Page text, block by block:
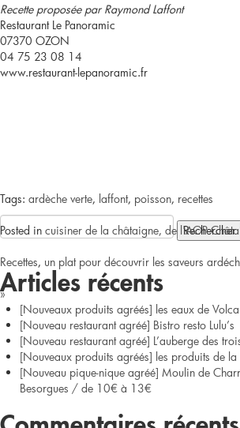
Recette proposée par Raymond Laffont
Restaurant Le Panoramic
07370 OZON
04 75 23 08 14
www.restaurant-lepanoramic.fr
Tags: ardèche verte, laffont, poisson, recettes
Posted in cuisiner de la châtaigne, de l'AOP
Recettes, un plat pour découvrir les saveurs
»
Rechercher :
Articles récents
[Nouveaux produits agréés] les eaux de
[Nouveau restaurant agréé] Bistro resto Lulu’s
[Nouveau restaurant agréé] L’auberge des
[Nouveaux produits agréés] les produits de la
[Nouveau pique-nique agréé] Moulin de
Besorgues / de 10€ à 13€
Commentaires récents